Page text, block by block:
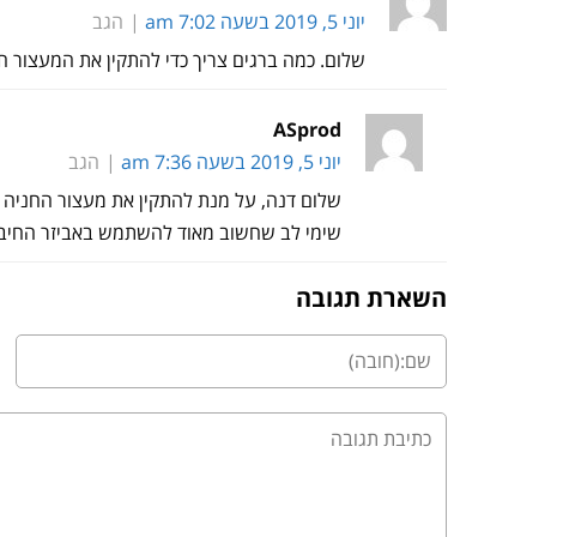
יוני 5, 2019 בשעה 7:02 am
הגב
שלום. כמה ברגים צריך כדי להתקין את
ASprod
יוני 5, 2019 בשעה 7:36 am
הגב
שלום דנה, על מנת להתקין את מעצור
שימי לב שחשוב מאוד להשתמש באביזר
השארת תגובה